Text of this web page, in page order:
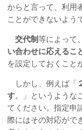
からと言って、利用
ことができないよう
交代制 等によって、
い合わせに応えるこ
を設定しておくこと
しかし、例えば「
す。」というような
てください。指定申
際にはその対応がで